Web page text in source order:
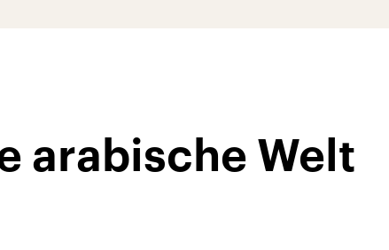
arabische Welt